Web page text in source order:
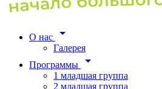
О нас
Галерея
Программы
1 младшая группа
2 младшая группа